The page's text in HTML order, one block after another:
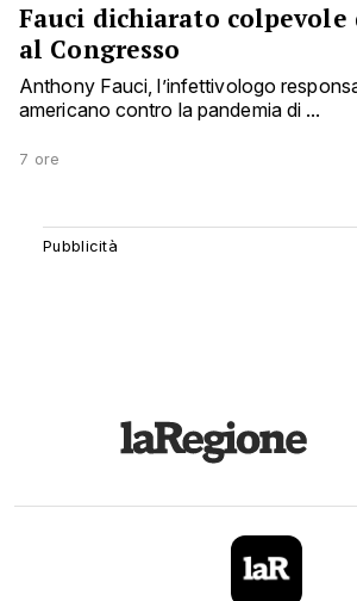
Fauci dichiarato
al Congresso
Anthony Fauci, l’infettivologo
americano contro la pandemia di ...
7 ore